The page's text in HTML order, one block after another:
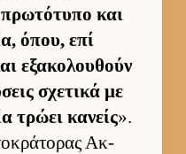
και
όπου, επί
εξακολου­θούν
σχετικά με
τρώει κανείς».
Ακ­